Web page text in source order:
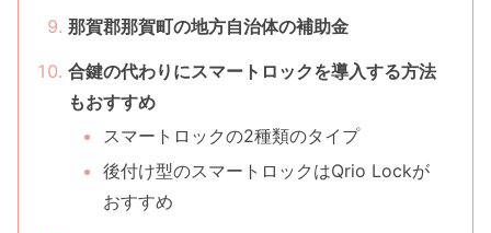
那賀郡那賀町の地方自治体の補助金
合鍵の代わりにスマートロックを導入する方法
もおすすめ
スマートロックの2種類のタイプ
後付け型のスマートロックはQrio Lockが
おすすめ